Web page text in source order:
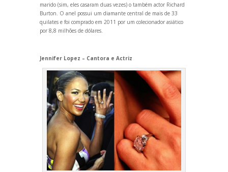
marido (sim, eles casaram duas vezes) o também actor Richard
Burton. O anel possui um diamante central de mais de 33
quilates e foi comprado em 2011 por um colecionador asiático
por 8,8 milhões de dólares.
Jennifer Lopez – Cantora e Actriz